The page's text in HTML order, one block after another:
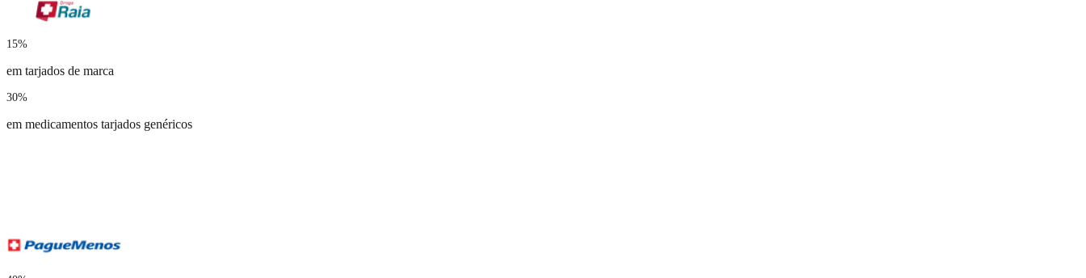
15%
em tarjados de marca
30%
em medicamentos tarjados genéricos